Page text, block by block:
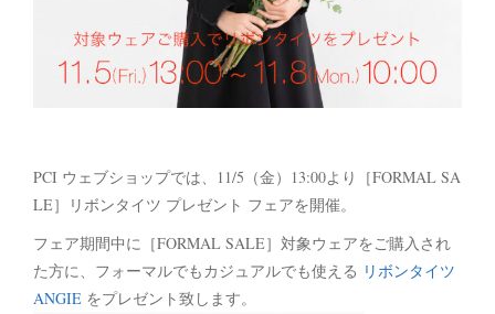
PCI ウェブショップでは、11/5（金）13:00より［FORMAL SA
LE］リボンタイツ プレゼント フェアを開催。
フェア期間中に［FORMAL SALE］対象ウェアをご購入され
た方に、フォーマルでもカジュアルでも使える リボンタイツ
ANGIE をプレゼント致します。